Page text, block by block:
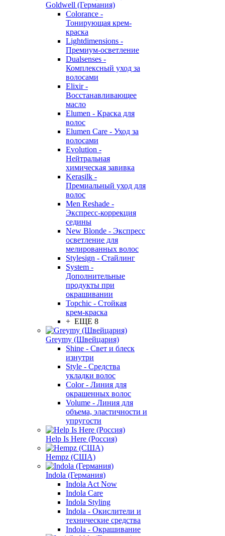
Goldwell (Германия)
Colorance -
Тонирующая крем-
краска
Lightdimensions -
Премиум-осветление
Dualsenses -
Комплексный уход за
волосами
Elixir -
Восстанавливающее
масло
Elumen - Краска для
волос
Elumen Care - Уход за
волосами
Evolution -
Нейтральная
химическая завивка
Kerasilk -
Премиальный уход для
волос
Men Reshade -
Экспресс-коррекция
седины
New Blonde - Экспресс
осветление для
мелированных волос
Stylesign - Стайлинг
System -
Дополнительные
продукты при
окрашивании
Topchic - Стойкая
крем-краска
+ ЕЩЕ 8
Greymy (Швейцария)
Shine - Свет и блеск
изнутри
Style - Средства
укладки волос
Color - Линия для
окрашенных волос
Volume - Линия для
объема, эластичности и
упругости
Help Is Here (Россия)
Hempz (США)
Indola (Германия)
Indola Act Now
Indola Care
Indola Styling
Indola - Окислители и
технические средства
Indola - Окрашивание